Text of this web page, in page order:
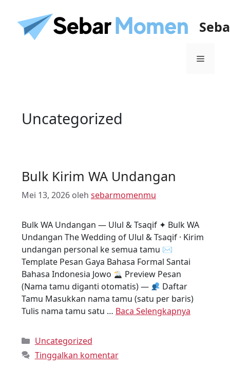
Uncategorized
Bulk Kirim WA Undangan
Mei 13, 2026 oleh sebarmomenmu
Bulk WA Undangan — Ulul & Tsaqif ✦ Bulk WA
Undangan The Wedding of Ulul & Tsaqif · Kirim
undangan personal ke semua tamu ✉
Template Pesan Gaya Bahasa Formal Santai
Bahasa Indonesia Jowo
Preview Pesan
(Nama tamu diganti otomatis) —
Daftar
Tamu Masukkan nama tamu (satu per baris)
Tulis nama tamu satu … Baca Selengkapnya
Uncategorized
Tinggalkan komentar